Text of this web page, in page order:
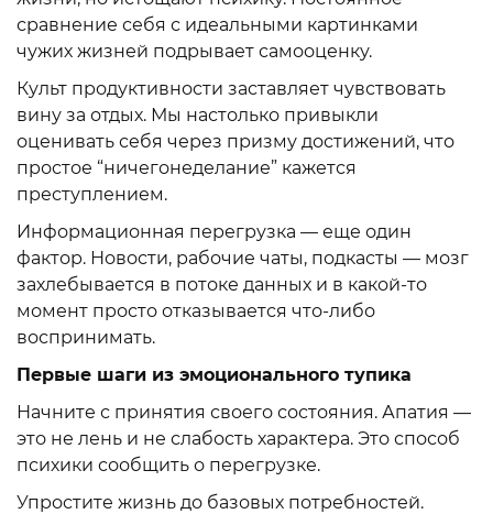
сравнение себя с идеальными картинками
чужих жизней подрывает самооценку.
Культ продуктивности заставляет чувствовать
вину за отдых. Мы настолько привыкли
оценивать себя через призму достижений, что
простое “ничегонеделание” кажется
преступлением.
Информационная перегрузка — еще один
фактор. Новости, рабочие чаты, подкасты — мозг
захлебывается в потоке данных и в какой-то
момент просто отказывается что-либо
воспринимать.
Первые шаги из эмоционального тупика
Начните с принятия своего состояния. Апатия —
это не лень и не слабость характера. Это способ
психики сообщить о перегрузке.
Упростите жизнь до базовых потребностей.